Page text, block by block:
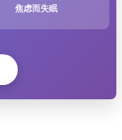
焦虑而失眠